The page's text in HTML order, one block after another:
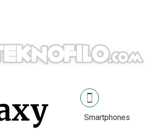
Smartphones